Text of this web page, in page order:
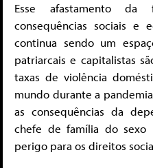
Esse afastamento
consequências sociais e
continua sendo um
patriarcais e capitalistas
taxas de violência
mundo durante a
as consequências da
chefe de família do sexo
perigo para os direitos